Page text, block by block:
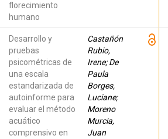
florecimiento
humano
Desarrollo y
pruebas
psicométricas de
una escala
estandarizada de
autoinforme para
evaluar el método
acuático
comprensivo en
Castañón
Rubio,
Irene; De
Paula
Borges,
Luciane;
Moreno
Murcia,
Juan